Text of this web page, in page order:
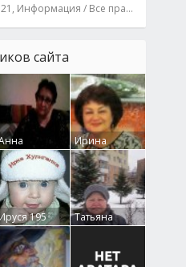
19.06.21, Информация / Все праздники
сайта
0
Ирина
Бруцкая41
195
Татьяна
Крючкова0